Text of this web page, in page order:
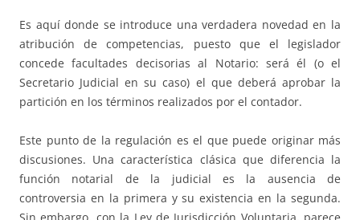
Es aquí donde se introduce una verdadera novedad en la
atribución de competencias, puesto que el legislador
concede facultades decisorias al Notario: será él (o el
Secretario Judicial en su caso) el que deberá aprobar la
partición en los términos realizados por el contador.
Este punto de la regulación es el que puede originar más
discusiones. Una característica clásica que diferencia la
función notarial de la judicial es la ausencia de
controversia en la primera y su existencia en la segunda.